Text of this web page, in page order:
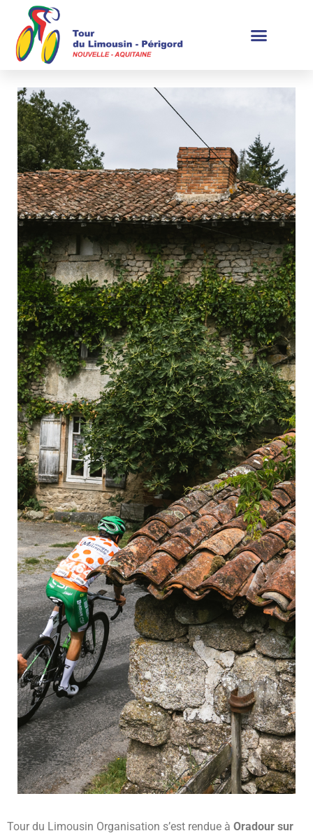
AU TOUR
Tour du Limousin Organisation s’est rendue à Oradour sur